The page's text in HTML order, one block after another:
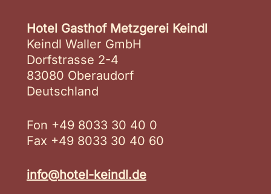
Hotel Gasthof Metzgerei Keindl
Keindl Waller GmbH
Dorfstrasse 2-4
83080 Oberaudorf
Deutschland
Fon +49 8033 30 40 0
Fax +49 8033 30 40 60
info@hotel-keindl.de